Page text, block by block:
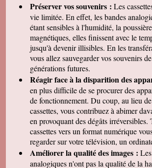
Préserver vos souvenirs : Les
vie limitée. En effet, les bandes
étant sensibles à l'humidité, la
magnétiques, elles finissent avec le
jusqu'à devenir illisibles. En les
vous allez sauvegarder vos souvenirs
générations futures.
Réagir face à la disparition des
en plus difficile de se procurer des
de fonctionnement. Du coup, au lieu
cassettes, vous contribuez à abimer
en provoquant des dégâts irréversibles.
cassettes vers un format numérique
regarder sur votre télévision, un
Améliorer la qualité des images :
analogiques n'ont pas la qualité de la